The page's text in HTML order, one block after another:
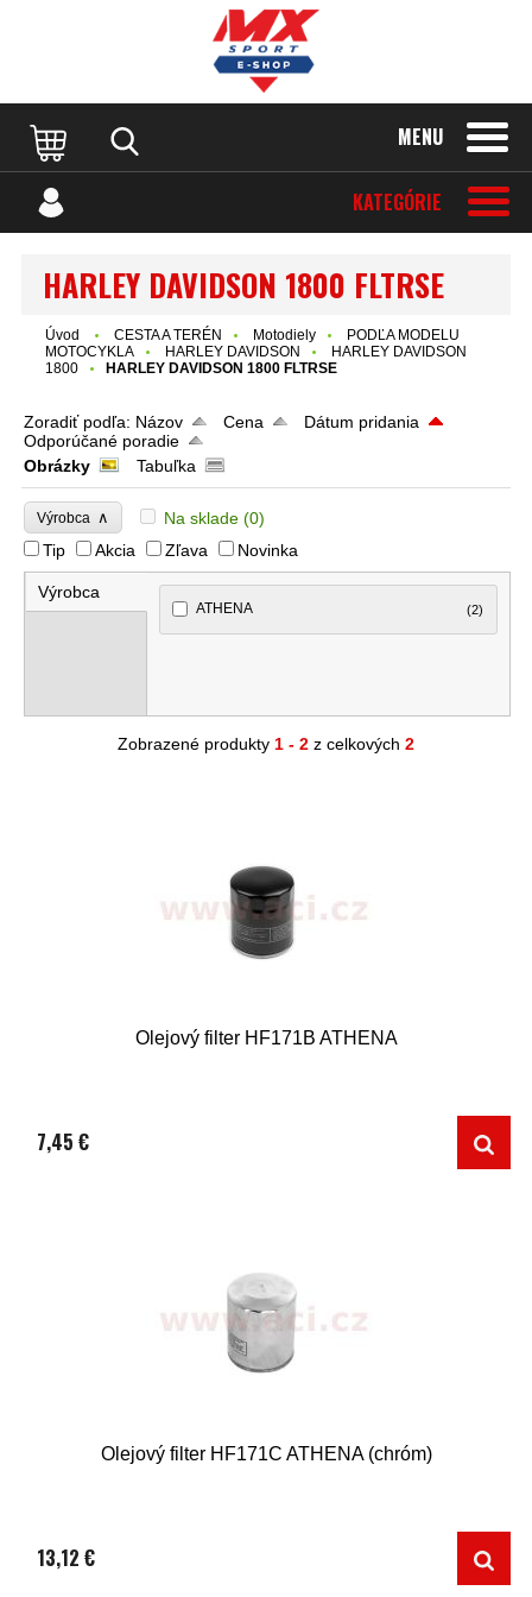
MENU
KATEGÓRIE
HARLEY DAVIDSON 1800 FLTRSE
Úvod CESTA A TERÉN Motodiely
PODĽA MODELU
MOTOCYKLA
HARLEY DAVIDSON
HARLEY DAVIDSON
1800
HARLEY DAVIDSON 1800 FLTRSE
Zoradiť podľa: Názov Cena
Dátum pridania
Odporúčané poradie
Obrázky
Tabuľka
Výrobca ∧ Na sklade (0)
Tip
Akcia Zľava Novinka
Výrobca
ATHENA (2)
Zobrazené produkty 1 - 2 z celkových 2
Olejový filter HF171B ATHENA
7,45 €
Olejový filter HF171C ATHENA (chróm)
13,12 €